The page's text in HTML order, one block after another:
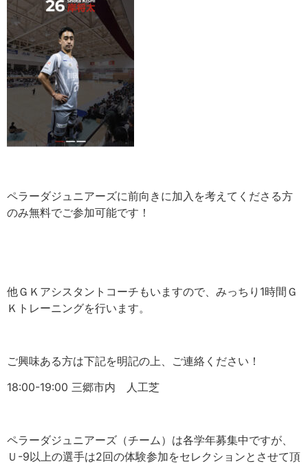
ペラーダジュニアーズに前向きに加入を考えてくださる方
のみ無料でご参加可能です！
他ＧＫアシスタントコーチもいますので、みっちり 1時間Ｇ
Ｋトレーニングを行います。
ご興味ある方は下記を明記の上、ご連絡ください！
18:00-19:00 三郷市内 人工芝
ペラーダジュニアーズ（チーム）は各学年募集中ですが、
Ｕ -9以上の選手は2回の体験参加をセレクションとさせて頂